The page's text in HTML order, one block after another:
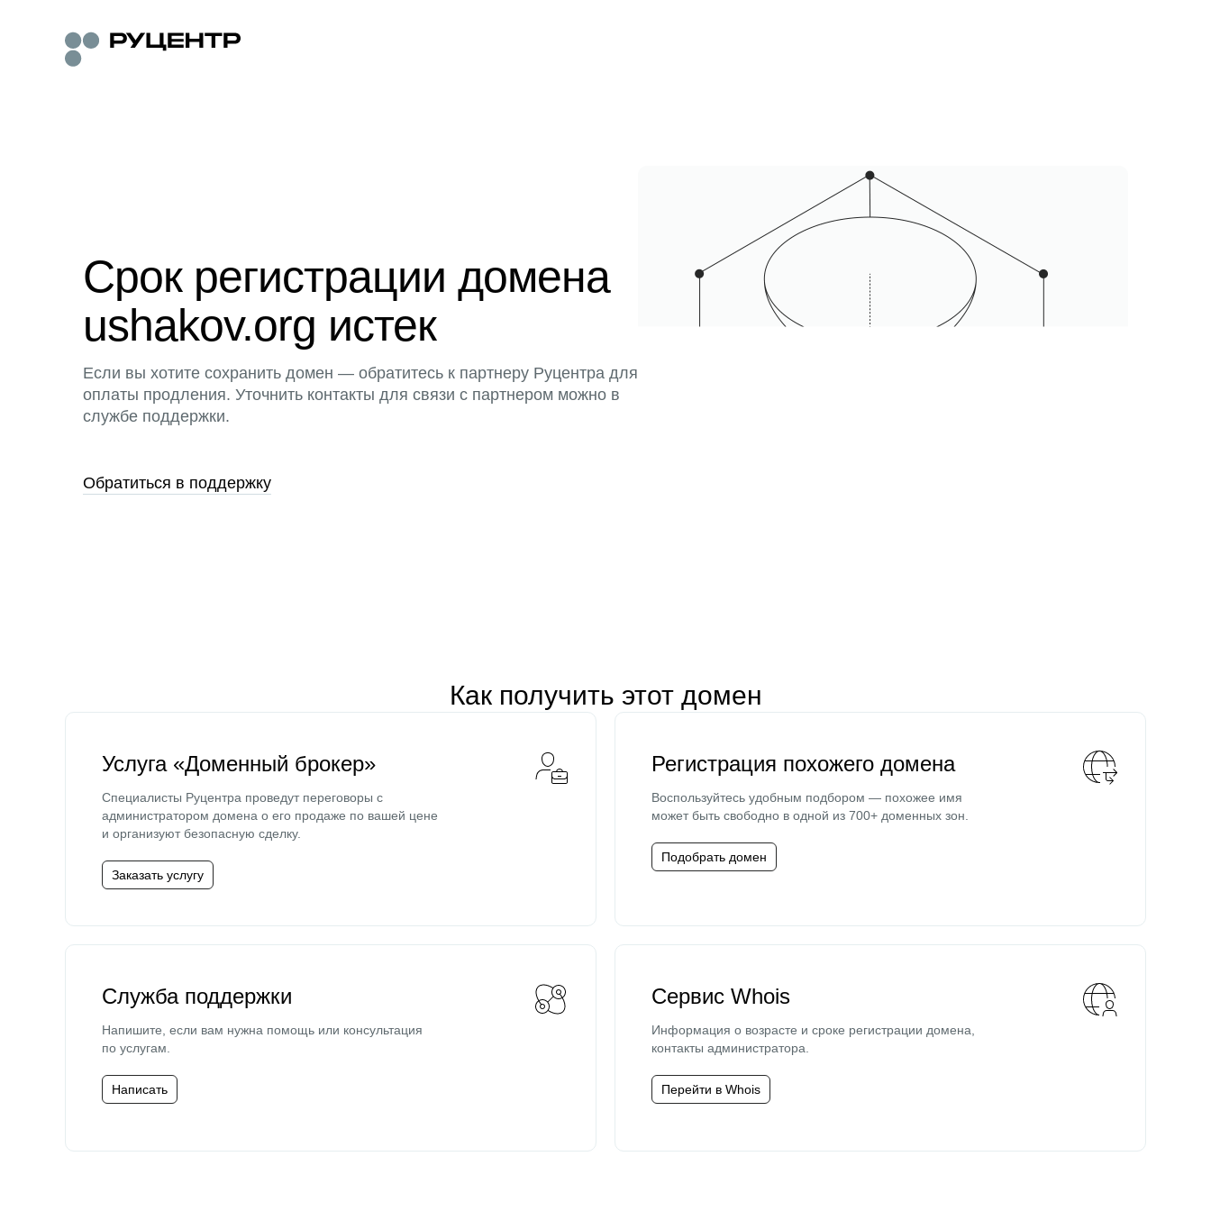
Срок регистрации домена
ushakov.org истек
Если вы хотите сохранить домен — обратитесь к партнеру Руцентра для
оплаты продления. Уточнить контакты для связи с партнером можно в
службе поддержки.
Обратиться в поддержку
Как получить этот домен
Услуга «Доменный брокер»
Специалисты Руцентра проведут переговоры с
администратором домена о его продаже по вашей цене
и организуют безопасную сделку.
Заказать услугу
Регистрация похожего домена
Воспользуйтесь удобным подбором — похожее имя
может быть свободно в одной из 700+ доменных зон.
Подобрать домен
Служба поддержки
Напишите, если вам нужна помощь или консультация
по услугам.
Написать
Сервис Whois
Информация о возрасте и сроке регистрации домена,
контакты администратора.
Перейти в Whois